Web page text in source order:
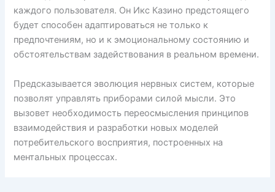
каждого пользователя. Он Икс Казино предстоящего
будет способен адаптироваться не только к
предпочтениям, но и к эмоциональному состоянию и
обстоятельствам задействования в реальном времени.
Предсказывается эволюция нервных систем, которые
позволят управлять приборами силой мысли. Это
вызовет необходимость переосмысления принципов
взаимодействия и разработки новых моделей
потребительского восприятия, построенных на
ментальных процессах.